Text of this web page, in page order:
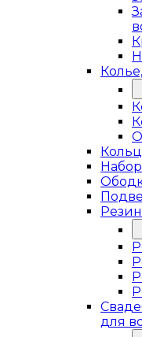
для